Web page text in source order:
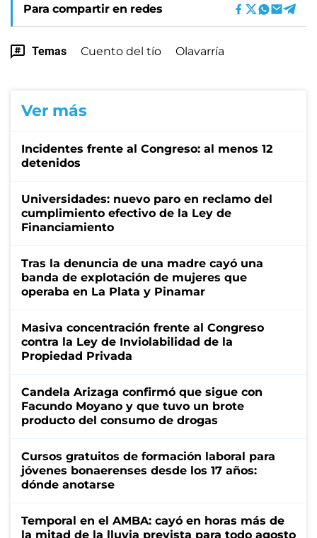
Para compartir en redes
Temas Cuento del tío Olavarría
Ver más
Incidentes frente al Congreso: al menos 12
detenidos
Universidades: nuevo paro en reclamo del
cumplimiento efectivo de la Ley de
Financiamiento
Tras la denuncia de una madre cayó una
banda de explotación de mujeres que
operaba en La Plata y Pinamar
Masiva concentración frente al Congreso
contra la Ley de Inviolabilidad de la
Propiedad Privada
Candela Arizaga confirmó que sigue con
Facundo Moyano y que tuvo un brote
producto del consumo de drogas
Cursos gratuitos de formación laboral para
jóvenes bonaerenses desde los 17 años:
dónde anotarse
Temporal en el AMBA: cayó en horas más de
la mitad de la lluvia prevista para todo agosto